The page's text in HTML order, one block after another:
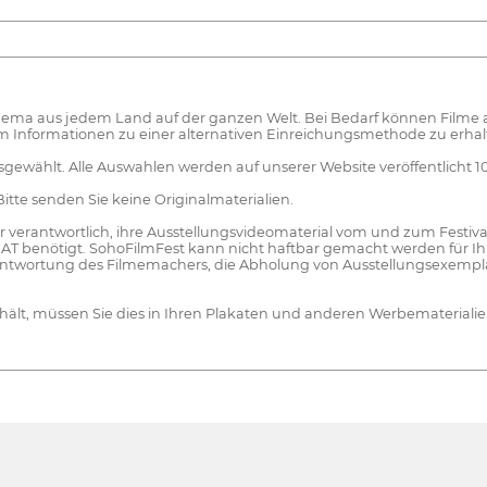
aus jedem Land auf der ganzen Welt. Bei Bedarf können
Informationen zu einer alternativen Einreichungsmethode zu
Alle Auswahlen werden auf unserer Website veröffentlicht
senden Sie keine Originalmaterialien.
ihre Ausstellungsvideomaterial vom und zum
benötigt. SohoFilmFest kann nicht haftbar gemacht werden für
des Filmemachers, die Abholung von
müssen Sie dies in Ihren Plakaten und anderen